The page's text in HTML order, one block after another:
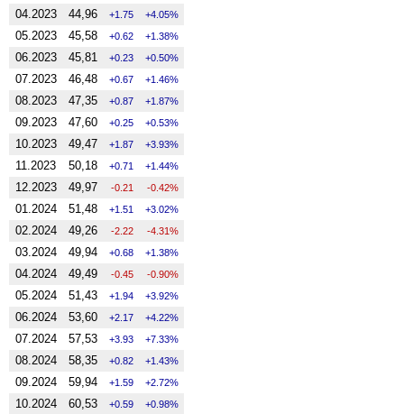
04.2023 44,96 1.75 4.05%
05.2023 45,58 0.62 1.38%
06.2023 45,81 0.23 0.50%
07.2023 46,48 0.67 1.46%
08.2023 47,35 0.87 1.87%
09.2023 47,60 0.25 0.53%
10.2023 49,47 1.87 3.93%
11.2023 50,18 0.71 1.44%
12.2023 49,97 -0.21 -0.42%
01.2024 51,48 1.51 3.02%
02.2024 49,26 -2.22 -4.31%
03.2024 49,94 0.68 1.38%
04.2024 49,49 -0.45 -0.90%
05.2024 51,43 1.94 3.92%
06.2024 53,60 2.17 4.22%
07.2024 57,53 3.93 7.33%
08.2024 58,35 0.82 1.43%
09.2024 59,94 1.59 2.72%
10.2024 60,53 0.59 0.98%